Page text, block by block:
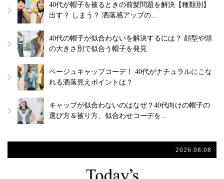
40代が帽子を被るときの前髪問題を解決【種類別】
出す？ しまう？ 洒落感アップの…
40代の帽子が似合わないを解決するには？ 顔型や頭
の大きさ別で似合う帽子を発見
ベージュキャップコーデ！ 40代がナチュラルにこな
れる洒落見えポイントは？
キャップが似合わないのはなぜ？40代向けの帽子の
選び方＆被り方、似合わせコーデを…
2026.08.08